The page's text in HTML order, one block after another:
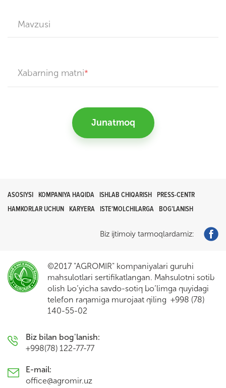
Mavzusi
Xabarning matni
Junatmoq
ASOSIYSI KOMPANIYA HAQIDA ISHLAB CHIQARISH
PRESS-CENTR
HAMKORLAR UCHUN
KARYERA ISTE'MOLCHILARGA BOG’LANISH
Biz ijtimoiy tarmoqlardamiz:
©2017 "AGROMIR" kompaniyalari guruhi
mahsulotlari sertifikatlangan. Mahsulotni sotib
olish bo’yicha savdo-sotiq bo’limga quyidagi
telefon raqamiga murojaat qiling +998 (78)
140-55-02
Biz bilan bog'lanish:
+998(78) 122-77-77
E-mail:
office@agromir.uz